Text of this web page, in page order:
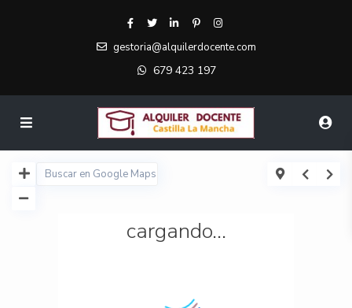
gestoria@alquilerdocente.com
679 423 197
cargando...